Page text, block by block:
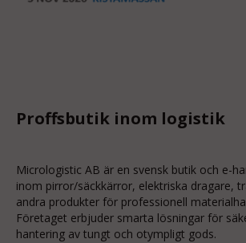
Proffsbutik inom logistik
Micrologistic AB är en svensk butik och e-
inom pirror/säckkärror, elektriska dragare,
andra produkter för professionell
Företaget erbjuder smarta lösningar för
hantering av tungt och otympligt gods.